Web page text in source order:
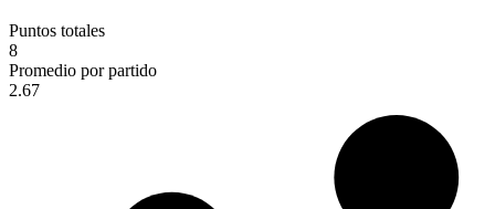
Puntos totales
8
Promedio por partido
2.67